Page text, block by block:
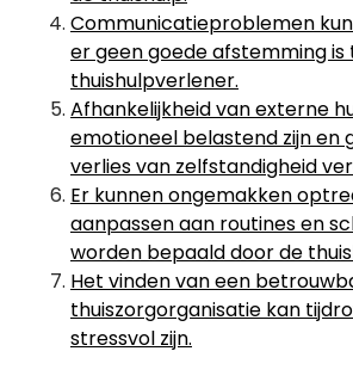
Communicatieproblemen
er geen goede afstemming is
thuishulpverlener.
Afhankelijkheid van externe
emotioneel belastend zijn en
verlies van zelfstandigheid
Er kunnen ongemakken
aanpassen aan routines en
worden bepaald door de
Het vinden van een
thuiszorgorganisatie kan
stressvol zijn.